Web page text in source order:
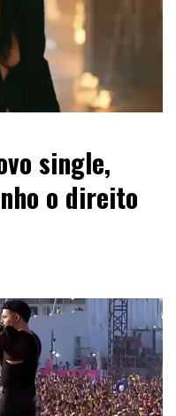
single,
o direito